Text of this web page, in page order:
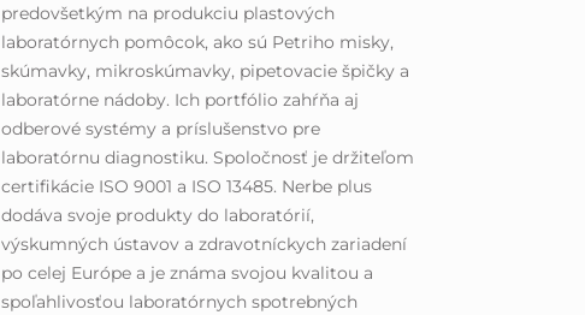
predovšetkým na produkciu plastových
laboratórnych pomôcok, ako sú Petriho misky,
skúmavky, mikroskúmavky, pipetovacie špičky a
laboratórne nádoby. Ich portfólio zahŕňa aj
odberové systémy a príslušenstvo pre
laboratórnu diagnostiku. Spoločnosť je držiteľom
certifikácie ISO 9001 a ISO 13485. Nerbe plus
dodáva svoje produkty do laboratórií,
výskumných ústavov a zdravotníckych zariadení
po celej Európe a je známa svojou kvalitou a
spoľahlivosťou laboratórnych spotrebných